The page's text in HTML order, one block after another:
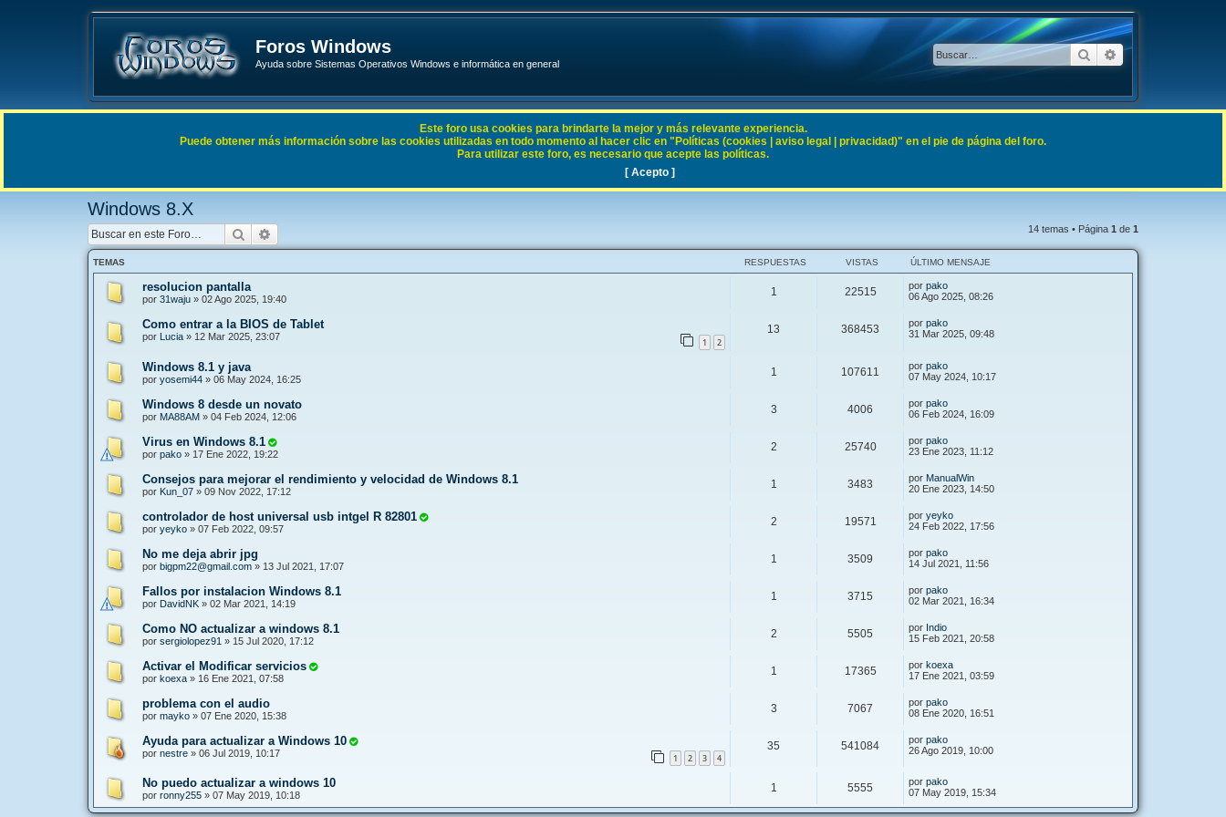
Foros Windows
Ayuda sobre Sistemas Operativos Windows e informática en general
BuscarBúsqueda
Enlaces rápidos FAQ
Windows 8.X
Buscar 14 temas • Página 1 de 1
TEMAS RESPUESTAS VISTAS ÚLTIMO MENSAJE
resolucion pantalla
por 31waju » 02 Ago 2025, 19:40
1 22515 por pako
06 Ago 2025, 08:26
Como entrar a la BIOS de Tablet
por Lucia » 12 Mar 2025, 23:07 1 2
13 368453 por pako
31 Mar 2025, 09:48
Windows 8.1 y java
por yosemi44 » 06 May 2024, 16:25
1 107611 por pako
07 May 2024, 10:17
Windows 8 desde un novato
por MA88AM » 04 Feb 2024, 12:06
3 4006 por pako
06 Feb 2024, 16:09
Virus en Windows 8.1
por pako » 17 Ene 2022, 19:22
2 25740 por pako
23 Ene 2023, 11:12
Consejos para mejorar el rendimiento y velocidad de Windows 8.1
por Kun_07 » 09 Nov 2022, 17:12
1 3483 por ManualWin
20 Ene 2023, 14:50
controlador de host universal usb intgel R 82801
por yeyko » 07 Feb 2022, 09:57
2 19571 por yeyko
24 Feb 2022, 17:56
No me deja abrir jpg
por bigpm22@gmail.com » 13 Jul 2021, 17:07
1 3509 por pako
14 Jul 2021, 11:56
Fallos por instalacion Windows 8.1
por DavidNK » 02 Mar 2021, 14:19
1 3715 por pako
02 Mar 2021, 16:34
Como NO actualizar a windows 8.1
por sergiolopez91 » 15 Jul 2020, 17:12
2 5505 por Indio
15 Feb 2021, 20:58
Activar el Modificar servicios
por koexa » 16 Ene 2021, 07:58
1 17365 por koexa
17 Ene 2021, 03:59
problema con el audio
por mayko » 07 Ene 2020, 15:38
3 7067 por pako
08 Ene 2020, 16:51
Ayuda para actualizar a Windows 10
por nestre » 06 Jul 2019, 10:17 1 2 3 4
35 541084 por pako
26 Ago 2019, 10:00
No puedo actualizar a windows 10
por ronny255 » 07 May 2019, 10:18
1 5555 por pako
07 May 2019, 15:34
Este foro usa cookies para brindarte la mejor y más relevante experiencia.
Puede obtener más información sobre las cookies utilizadas en todo momento al hacer clic en "Políticas (cookies | aviso legal | privacidad)" en el pie de página del foro.
Para utilizar este foro, es necesario que acepte las políticas.
[ Acepto ]